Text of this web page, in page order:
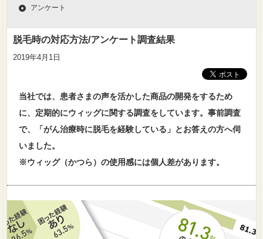
アンケート
脱毛時の対応方法/アンケート調査結果
2019年4月1日
当社では、患者さまの声を活かした商品の開発をするため
に、定期的にウィッグに関する調査をしています。事前調査
で、「がん治療時に脱毛を経験している」とお答えの方へ伺
いました。
※ウィッグ（かつら）の使用感には個人差があります。